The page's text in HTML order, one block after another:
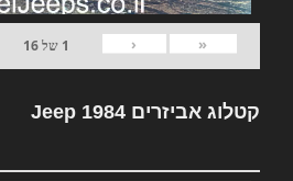
«
‹
1 של16
קטלוג אביזרים Jeep 1984